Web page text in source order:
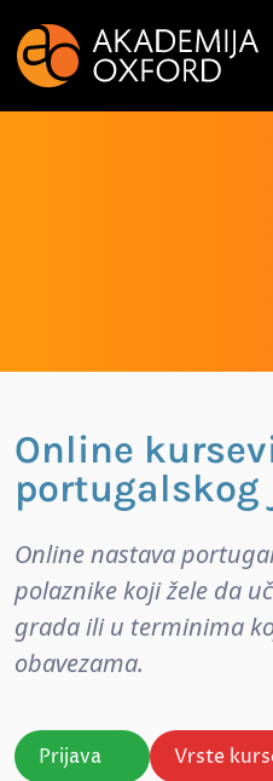
Online
portugalskog
Online nastava
polaznike koji žele da
grada ili u terminima
obavezama.
Prijava Vrste